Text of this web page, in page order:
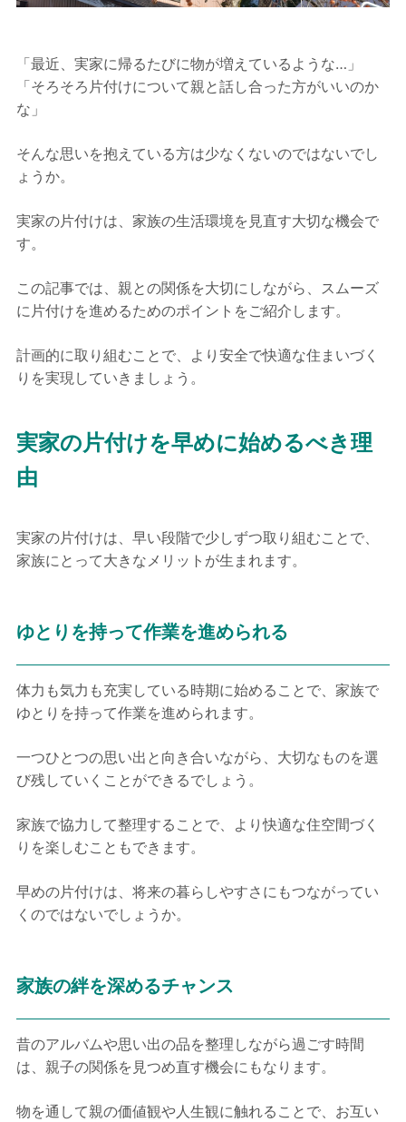
「最近、実家に帰るたびに物が増えているような…」
「そろそろ片付けについて親と話し合った方がいいのか
な」
そんな思いを抱えている方は少なくないのではないでし
ょうか。
実家の片付けは、家族の生活環境を見直す大切な機会で
す。
この記事では、親との関係を大切にしながら、スムーズ
に片付けを進めるためのポイントをご紹介します。
計画的に取り組むことで、より安全で快適な住まいづく
りを実現していきましょう。
実家の片付けを早めに始めるべき理
由
実家の片付けは、早い段階で少しずつ取り組むことで、
家族にとって大きなメリットが生まれます。
ゆとりを持って作業を進められる
体力も気力も充実している時期に始めることで、家族で
ゆとりを持って作業を進められます。
一つひとつの思い出と向き合いながら、大切なものを選
び残していくことができるでしょう。
家族で協力して整理することで、より快適な住空間づく
りを楽しむこともできます。
早めの片付けは、将来の暮らしやすさにもつながってい
くのではないでしょうか。
家族の絆を深めるチャンス
昔のアルバムや思い出の品を整理しながら過ごす時間
は、親子の関係を見つめ直す機会にもなります。
物を通して親の価値観や人生観に触れることで、お互い